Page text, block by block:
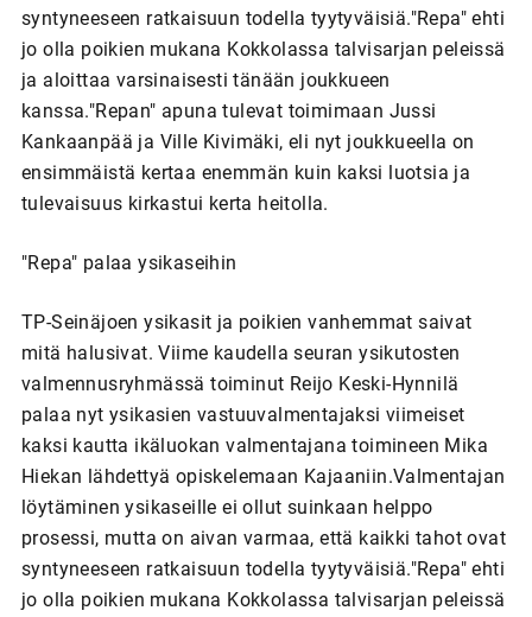
syntyneeseen ratkaisuun todella tyytyväisiä."Repa" ehti
jo olla poikien mukana Kokkolassa talvisarjan peleissä
ja aloittaa varsinaisesti tänään joukkueen
kanssa."Repan" apuna tulevat toimimaan Jussi
Kankaanpää ja Ville Kivimäki, eli nyt joukkueella on
ensimmäistä kertaa enemmän kuin kaksi luotsia ja
tulevaisuus kirkastui kerta heitolla.
"Repa" palaa ysikaseihin
TP-Seinäjoen ysikasit ja poikien vanhemmat saivat
mitä halusivat. Viime kaudella seuran ysikutosten
valmennusryhmässä toiminut Reijo Keski-Hynnilä
palaa nyt ysikasien vastuuvalmentajaksi viimeiset
kaksi kautta ikäluokan valmentajana toimineen Mika
Hiekan lähdettyä opiskelemaan Kajaaniin.Valmentajan
löytäminen ysikaseille ei ollut suinkaan helppo
prosessi, mutta on aivan varmaa, että kaikki tahot ovat
syntyneeseen ratkaisuun todella tyytyväisiä."Repa" ehti
jo olla poikien mukana Kokkolassa talvisarjan peleissä